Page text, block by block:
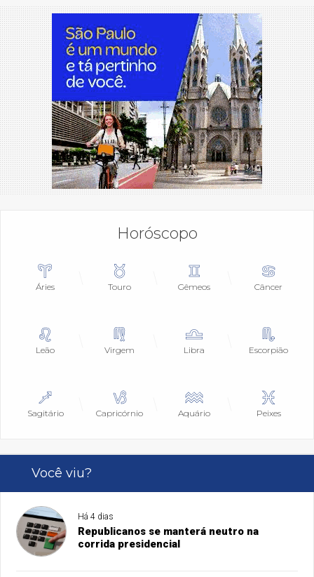
Horóscopo
Áries Touro Gêmeos Câncer
Leão Virgem Libra Escorpião
Sagitário Capricórnio Aquário Peixes
Você viu?
Há 4 dias
Republicanos se manterá neutro na
corrida presidencial